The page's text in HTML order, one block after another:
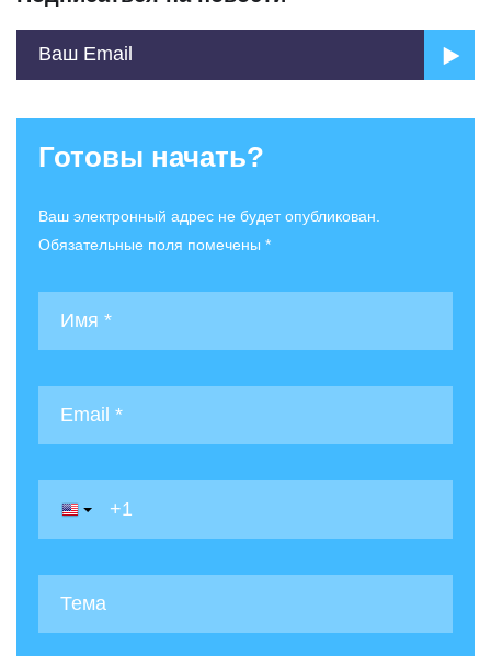
Готовы начать?
Ваш электронный адрес не будет опубликован.
Обязательные поля помечены *